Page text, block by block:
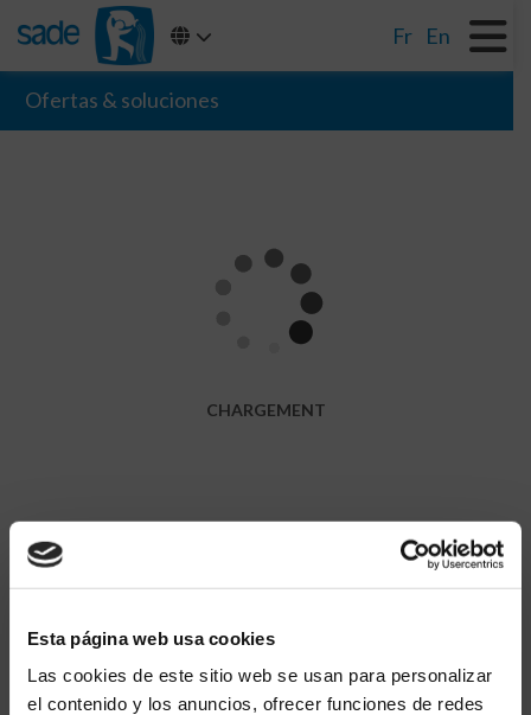
Esta página web usa cookies
Las cookies de este sitio web se usan para personalizar
el contenido y los anuncios, ofrecer funciones de redes
Fr En
Ofertas & soluciones
CHARGEMENT